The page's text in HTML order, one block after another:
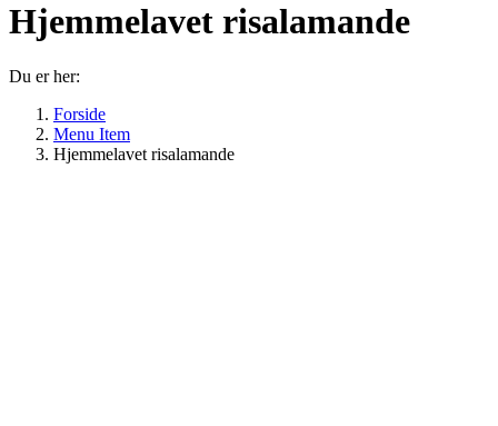
Hjemmelavet risalamande
Du er her:
Forside
Menu Item
Hjemmelavet risalamande